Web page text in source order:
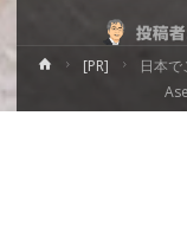
投稿
ホ
ム
[PR]
日本